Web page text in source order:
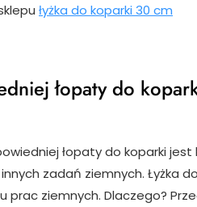
łyżka do koparki 30 cm
łopaty do
łopaty do koparki
zadań ziemnych. Łyżka
prac ziemnych. Dlaczego?